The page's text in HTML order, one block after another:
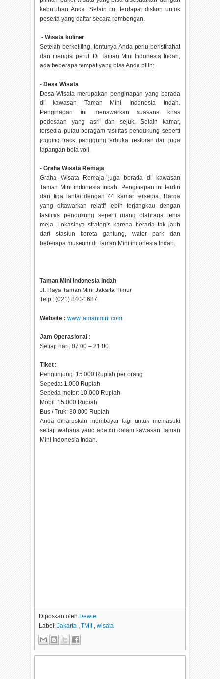
kebutuhan Anda. Selain itu, terdapat diskon untuk
peserta yang daftar secara rombongan.
- Wisata kuliner
Setelah berkeliling, tentunya Anda perlu beristirahat
dan mengisi perut. Di Taman Mini Indonesia Indah,
ada beberapa tempat yang bisa Anda pilih:
- Desa Wisata
Desa Wisata merupakan penginapan yang berada
di kawasan Taman Mini Indonesia Indah.
Penginapan ini menawarkan suasana khas
pedesaan yang asri dan sejuk. Selain kamar,
tersedia pulau beragam fasilitas pendukung seperti
jogging track, panggung terbuka, restoran dan juga
lapangan bola voli.
- Graha Wisata Remaja
Graha Wisata Remaja juga berada di kawasan
Taman Mini indonesia Indah. Penginapan ini terdiri
dari tiga lantai dengan 44 kamar tersedia. Harga
yang ditawarkan relatif lebih terjangkau dengan
fasilitas pendukung seperti ruang olahraga tenis
meja. Lokasinya strategis karena berada tak jauh
dari stasiun kereta gantung, water park dan
beberapa museum di Taman Mini indonesia Indah.
Taman Mini Indonesia Indah
Jl. Raya Taman Mini Jakarta Timur
Telp : (021) 840-1687.
Website :www.tamanmini.com
Jam Operasional :
Setiap hari: 07:00 – 21:00
Tiket :
Pengunjung: 15.000 Rupiah per orang
Sepeda: 1.000 Rupiah
Sepeda motor: 10.000 Rupiah
Mobil: 15.000 Rupiah
Bus / Truk: 30.000 Rupiah
Anda diharuskan membayar lagi untuk memasuki
setiap wahana yang ada du dalam kawasan Taman
Mini Indonesia Indah.
Diposkan oleh Dewie
Label:Jakarta ,TMII ,wisata